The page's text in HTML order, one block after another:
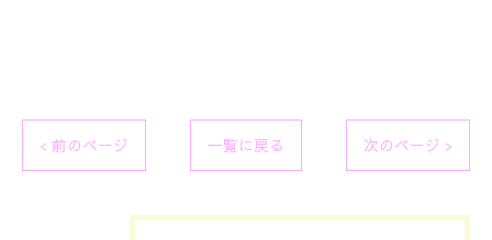
< 前のページ 一覧に戻る 次のページ >